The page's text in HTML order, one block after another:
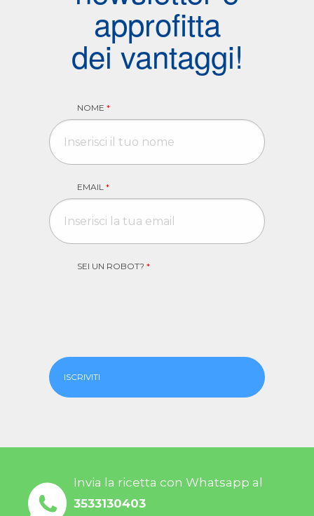
approfitta
dei vantaggi!
NOME *
EMAIL *
SEI UN ROBOT? *
ISCRIVITI
Invia la ricetta con Whatsapp al
3533130403